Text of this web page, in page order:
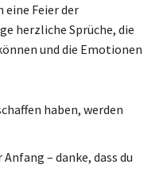
eine Feier der
herzliche Sprüche, die
und die Emotionen
haben, werden
– danke, dass du